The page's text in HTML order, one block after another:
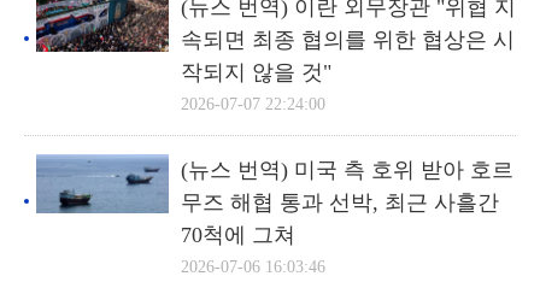
(뉴스 번역) 이란 외무장관 "위협 지
속되면 최종 협의를 위한 협상은 시
작되지 않을 것"
2026-07-07 22:24:00
(뉴스 번역) 미국 측 호위 받아 호르
무즈 해협 통과 선박, 최근 사흘간
70척에 그쳐
2026-07-06 16:03:46